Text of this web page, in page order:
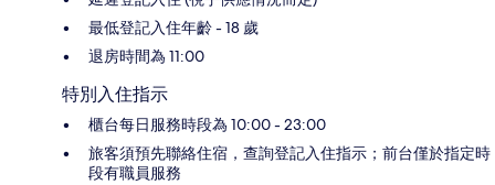
最低登記入住年齡 - 18 歲
退房時間為 11:00
特別入住指示
櫃台每日服務時段為 10:00 - 23:00
旅客須預先聯絡住宿，查詢登記入住指示；前台僅於指定時
段有職員服務